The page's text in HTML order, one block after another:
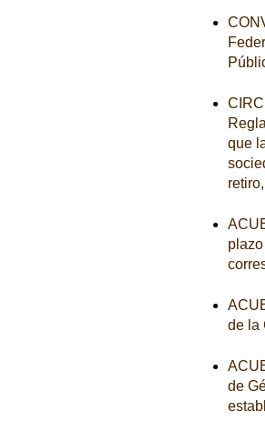
que
de la
de